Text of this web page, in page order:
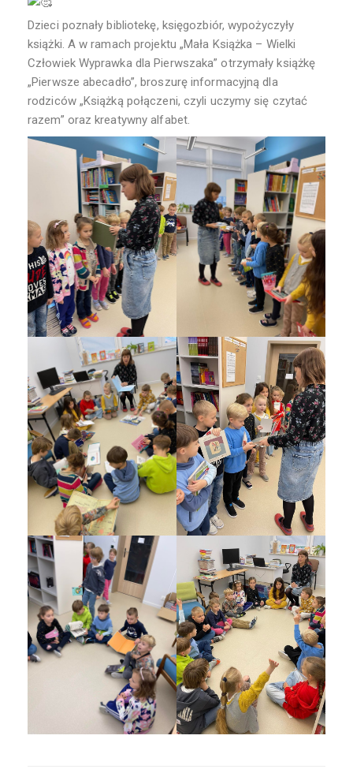
Dzieci poznały bibliotekę, księgozbiór, wypożyczyły
książki. A w ramach projektu „Mała Książka – Wielki
Człowiek Wyprawka dla Pierwszaka” otrzymały książkę
„Pierwsze abecadło”, broszurę informacyjną dla
rodziców „Książką połączeni, czyli uczymy się czytać
razem” oraz kreatywny alfabet.